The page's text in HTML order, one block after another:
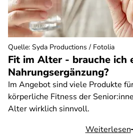
Fit im Alter - brauche ich
Nahrungsergänzung?
Im Angebot sind viele Produkte
körperliche Fitness der
Alter wirklich sinnvoll.
Weiterlesen
Quelle: Syda Productions / Fotolia